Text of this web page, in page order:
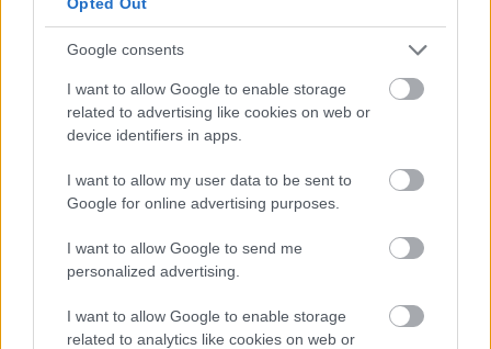
Google consents
I want to allow Google to enable storage
related to advertising like cookies on web or
device identifiers in apps.
I want to allow my user data to be sent to
Google for online advertising purposes.
I want to allow Google to send me
personalized advertising.
I want to allow Google to enable storage
related to analytics like cookies on web or
ότι οι τιμές του ξεκινούν από το πολύ χαμηλό
επίπεδο των 9.400 ευρώ.
Nissan Micra -2.521 πωλήσεις